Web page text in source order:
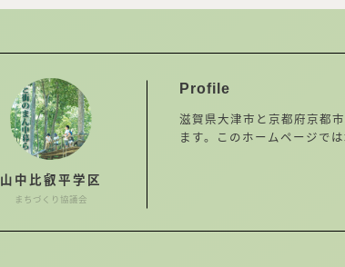
山中比叡平学区
まちづくり協議会
Profile
滋賀県大津市と京都府京都
ます。このホームページで